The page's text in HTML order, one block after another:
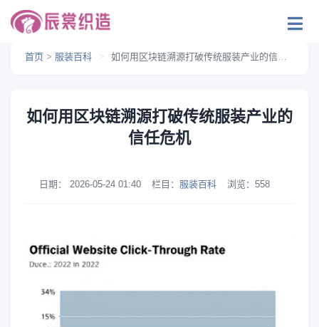
首页 > 服装百科 > 如何用区块链溯源打破传统服装产业的信任危机
如何用区块链溯源打破传统服装产业的
信任危机
日期： 2026-05-24 01:40 栏目： 服装百科 浏览： 558